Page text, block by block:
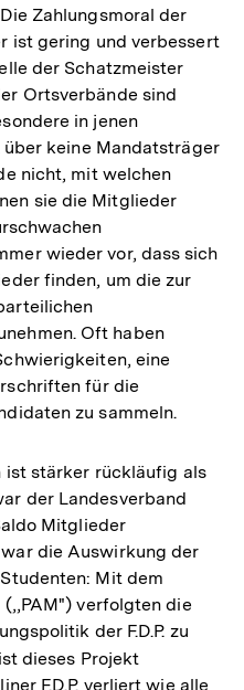
Zahlungsmoral der
ist gering und verbessert
der Schatzmeister
Ortsverbände sind
in jenen
über keine Mandatsträger
nicht, mit welchen
sie die Mitglieder
wieder vor, dass sich
finden, um die zur
Oft haben
eine
für die
zu sammeln.
ist stärker rückläufig als
der Landesverband
Mitglieder
die Auswirkung der
Mit dem
verfolgten die
der F.D.P. zu
dieses Projekt
F.D.P. verliert wie alle